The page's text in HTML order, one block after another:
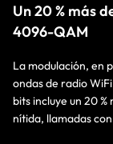
Un 20 % más
4096-QAM
La modulación, en
ondas de radio
bits incluye un 20
nítida, llamadas